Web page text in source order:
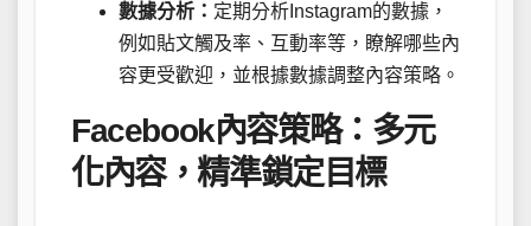
數據分析： 定期分析Instagram的數據，
例如貼文觸及率、互動率等，瞭解哪些內
容更受歡迎，並根據數據調整內容策略。
Facebook內容策略：多元
化內容，精準鎖定目標